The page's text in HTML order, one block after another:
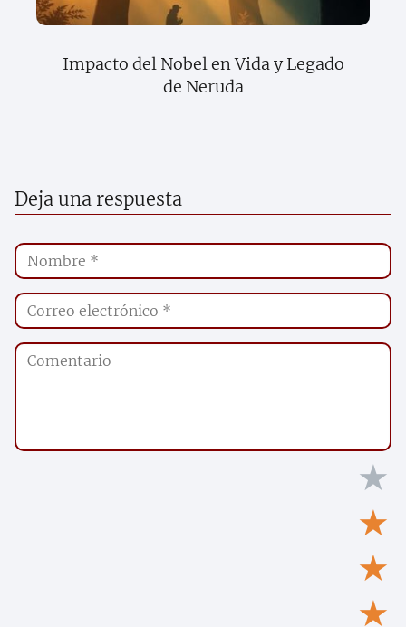
Impacto del Nobel en Vida y Legado
de Neruda
Deja una respuesta
★
★
★
★